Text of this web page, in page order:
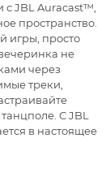
с JBL Auracast™,
пространство.
игры, просто
не
через
треки,
С JBL
в настоящее